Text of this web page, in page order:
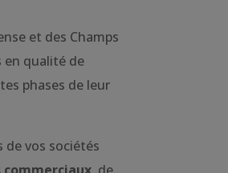
et des Champs
en qualité de
phases de leur
de vos sociétés